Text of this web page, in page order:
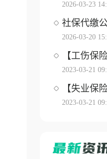
2026-03-23
社保代缴
2026-03-20
【工伤保
2023-03-21
【失业保
2023-03-21